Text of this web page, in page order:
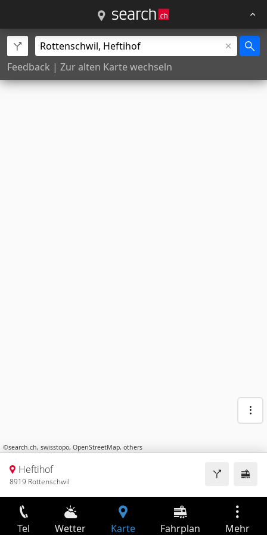
Feedback | Zur alten Karte wechseln
©search.ch, swisstopo, OpenStreetMap, others
Heftihof
8919 Rottenschwil
Tel Wetter Karte Fahrplan Mehr